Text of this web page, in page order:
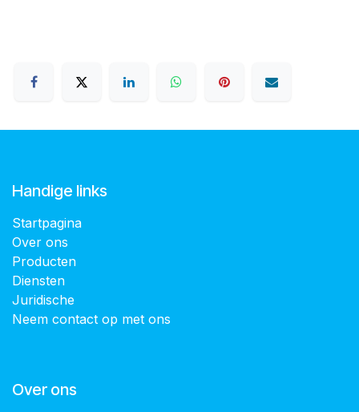
Handige links
Startpagina
Over ons
Producten
Diensten
Juridische
Neem contact op met ons
Over ons